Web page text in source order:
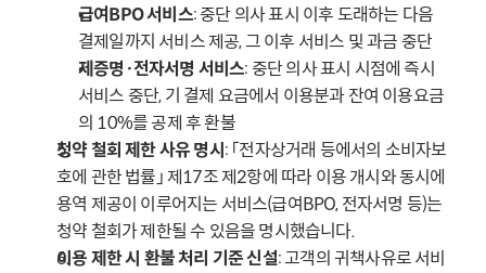
급여BPO 서비스: 중단 의사 표시 이후 도래하는 다음
결제일까지 서비스 제공, 그 이후 서비스 및 과금 중단
제증명·전자서명 서비스: 중단 의사 표시 시점에 즉시
서비스 중단, 기 결제 요금에서 이용분과 잔여 이용요금
의 10%를 공제 후 환불
청약 철회 제한 사유 명시 : 「전자상거래 등에서의 소비자보
호에 관한 법률」 제17조 제2항에 따라 이용 개시와 동시에
용역 제공이 이루어지는 서비스(급여BPO, 전자서명 등)는
청약 철회가 제한될 수 있음을 명시했습니다.
이용 제한 시 환불 처리 기준 신설: 고객의 귀책사유로 서비